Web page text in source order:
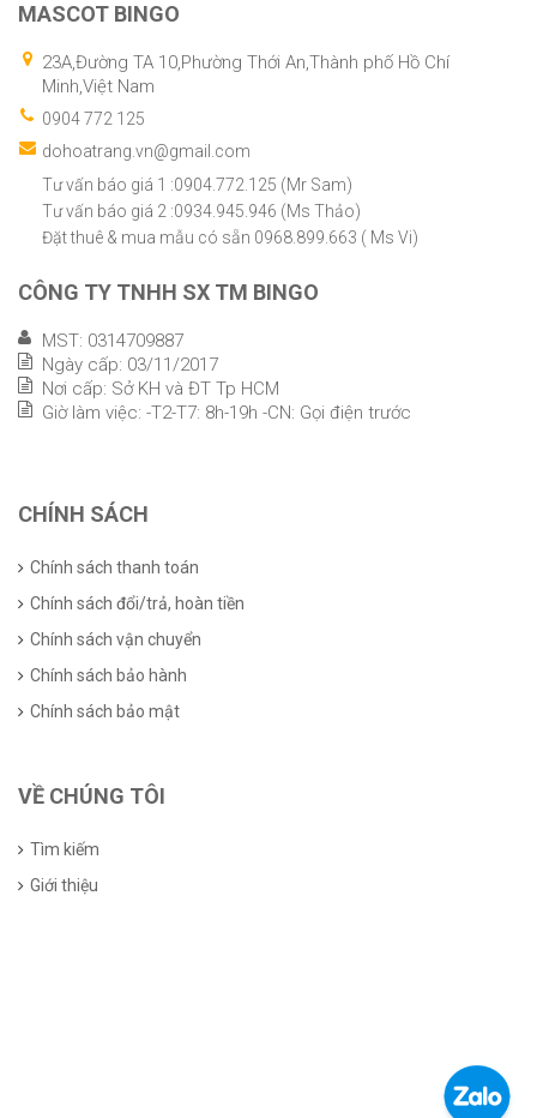
MASCOT BINGO
23A,Đường TA 10,Phường Thới An,Thành phố Hồ Chí
Minh,Việt Nam
0904 772 125
dohoatrang.vn@gmail.com
Tư vấn báo giá 1 :0904.772.125 (Mr Sam)
Tư vấn báo giá 2 :0934.945.946 (Ms Thảo)
Đặt thuê & mua mẫu có sẵn 0968.899.663 ( Ms Vi)
CÔNG TY TNHH SX TM BINGO
MST: 0314709887
Ngày cấp: 03/11/2017
Nơi cấp: Sở KH và ĐT Tp HCM
Giờ làm việc: -T2-T7: 8h-19h -CN: Gọi điện trước
CHÍNH SÁCH
Chính sách thanh toán
Chính sách đổi/trả, hoàn tiền
Chính sách vận chuyển
Chính sách bảo hành
Chính sách bảo mật
VỀ CHÚNG TÔI
Tìm kiếm
Giới thiệu